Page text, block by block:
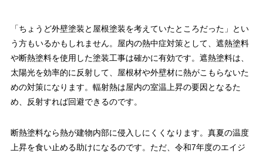
「ちょうど外壁塗装と屋根塗装を考えていたところだった」とい
う方もいるかもしれません。屋内の熱中症対策として、遮熱塗料
や断熱塗料を使用した塗装工事は確かに有効です。遮熱塗料は、
太陽光を効率的に反射して、屋根材や外壁材に熱がこもらないた
めの対策になります。輻射熱は屋内の室温上昇の要因となるた
め、反射すれば回避できるのです。
断熱塗料なら熱が建物内部に侵入しにくくなります。真夏の温度
上昇を食い止める助けになるのです。ただ、令和7年度のエイジ